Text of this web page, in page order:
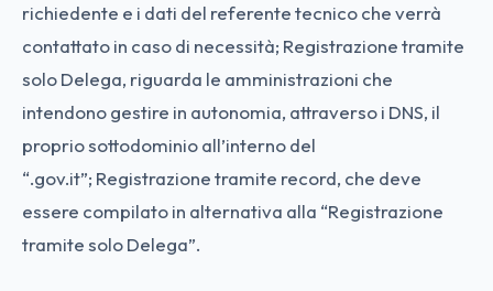
richiedente e i dati del referente tecnico che verrà
contattato in caso di necessità; Registrazione tramite
solo Delega, riguarda le amministrazioni che
intendono gestire in autonomia, attraverso i DNS, il
proprio sottodominio all’interno del
“.gov.it”; Registrazione tramite record, che deve
essere compilato in alternativa alla “Registrazione
tramite solo Delega”.